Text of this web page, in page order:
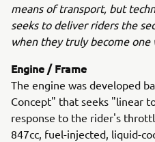
means of transport, but
seeks to deliver riders the
when they truly become
Engine / Frame
The engine was developed
Concept" that seeks "linear
response to the rider's
847cc, fuel-injected, liquid-